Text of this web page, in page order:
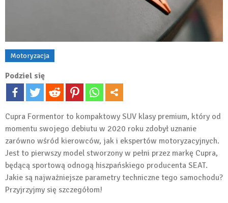
Motoryzacja
Podziel się
Cupra Formentor to kompaktowy SUV klasy premium, który od
momentu swojego debiutu w 2020 roku zdobył uznanie
zarówno wśród kierowców, jak i ekspertów motoryzacyjnych.
Jest to pierwszy model stworzony w pełni przez markę Cupra,
będącą sportową odnogą hiszpańskiego producenta SEAT.
Jakie są najważniejsze parametry techniczne tego samochodu?
Przyjrzyjmy się szczegółom!